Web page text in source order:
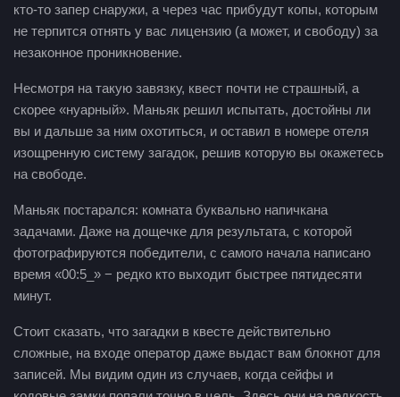
кто-то запер снаружи, а через час прибудут копы, которым
не терпится отнять у вас лицензию (а может, и свободу) за
незаконное проникновение.
Несмотря на такую завязку, квест почти не страшный, а
скорее «нуарный». Маньяк решил испытать, достойны ли
вы и дальше за ним охотиться, и оставил в номере отеля
изощренную систему загадок, решив которую вы окажетесь
на свободе.
Маньяк постарался: комната буквально напичкана
задачами. Даже на дощечке для результата, с которой
фотографируются победители, с самого начала написано
время «00:5_» − редко кто выходит быстрее пятидесяти
минут.
Стоит сказать, что загадки в квесте действительно
сложные, на входе оператор даже выдаст вам блокнот для
записей. Мы видим один из случаев, когда сейфы и